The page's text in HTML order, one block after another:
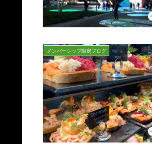
メンバーシップ限定ブログ